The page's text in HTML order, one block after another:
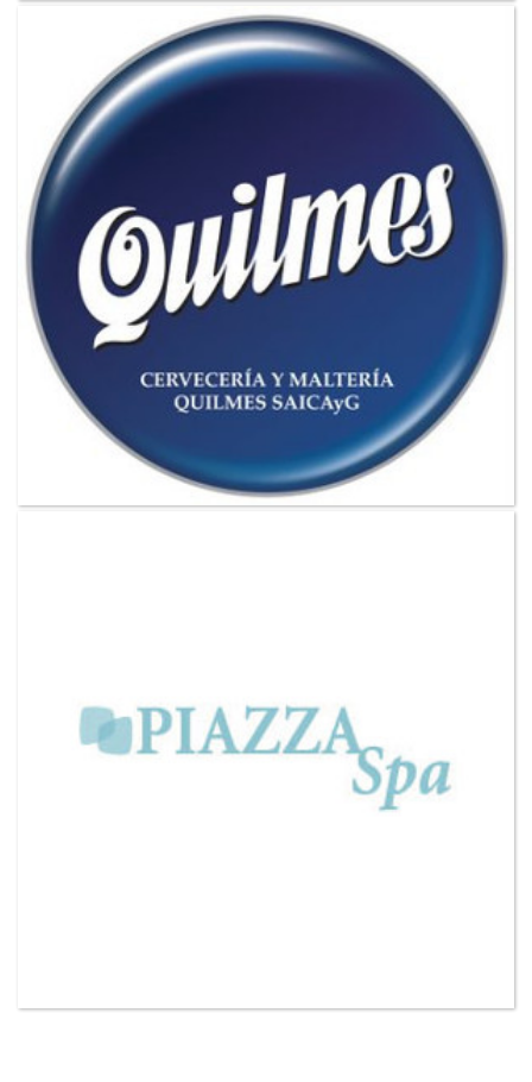
VER MAS CLIENTES